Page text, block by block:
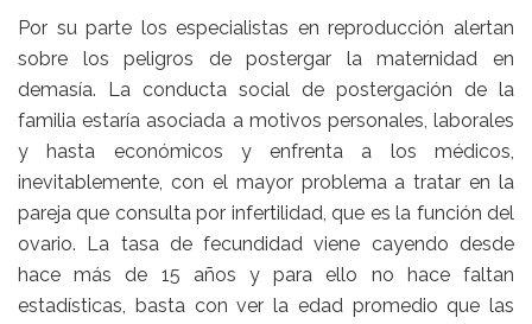
Por su parte los especialistas en reproducción alertan
sobre los peligros de postergar la maternidad en
demasía. La conducta social de postergación de la
familia estaría asociada a motivos personales, laborales
y hasta económicos y enfrenta a los médicos,
inevitablemente, con el mayor problema a tratar en la
pareja que consulta por infertilidad, que es la función del
ovario. La tasa de fecundidad viene cayendo desde
hace más de 15 años y para ello no hace faltan
estadísticas, basta con ver la edad promedio que las